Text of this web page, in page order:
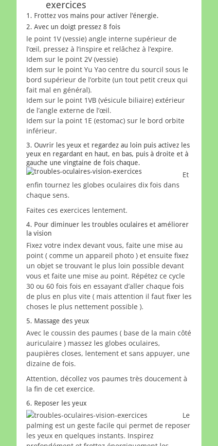
1. Frottez vos mains pour activer l’énergie.
2. Avec un doigt pressez 8 fois
le point 1V (vessie) angle interne supérieur de
l’œil, pressez à l’inspire et relâchez à l’expire.
Idem sur le point 2V (vessie)
Idem sur le point Yu Yao centre du sourcil sous le
bord supérieur de l’orbite (un tout petit creux qui
fait mal en général).
Idem sur le point 1VB (vésicule biliaire) extérieur
de l’angle externe de l’œil.
Idem sur la point 1E (estomac) sur le bord orbite
inférieur.
3. Ouvrir les yeux et regardez au loin puis activez les
yeux en regardant en haut, en bas, puis à droite et à
gauche une vingtaine de fois chaque.
Et
enfin tournez les globes oculaires dix fois dans
chaque sens.
Faites ces exercices lentement.
4. Pour diminuer les troubles oculaires et améliorer
la vision
Fixez votre index devant vous, faite une mise au
point ( comme un appareil photo ) et ensuite fixez
un objet se trouvant le plus loin possible devant
vous et faite une mise au point. Répétez ce cycle
30 ou 60 fois fois en essayant d’aller chaque fois
de plus en plus vite ( mais attention il faut fixer les
choses le plus nettement possible ).
5. Massage des yeux
Avec le coussin des paumes ( base de la main côté
auriculaire ) massez les globes oculaires,
paupières closes, lentement et sans appuyer, une
dizaine de fois.
Attention, décollez vos paumes très doucement à
la fin de cet exercice.
6. Reposer les yeux
Le
palming est un geste facile qui permet de reposer
les yeux en quelques instants. Inspirez